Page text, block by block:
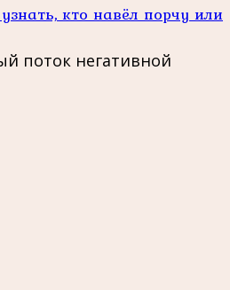
кто навёл порчу или
поток негативной